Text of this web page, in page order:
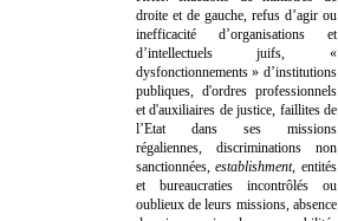
droite et de gauche, refus d’agir ou
inefficacité d’organisations et
d’intellectuels juifs, «
dysfonctionnements » d’institutions
publiques, d'ordres professionnels
et d'auxiliaires de justice, faillites de
l’Etat dans ses missions
régaliennes, discriminations non
sanctionnées,establishment, entités
et bureaucraties incontrôlés ou
oublieux de leurs missions, absence